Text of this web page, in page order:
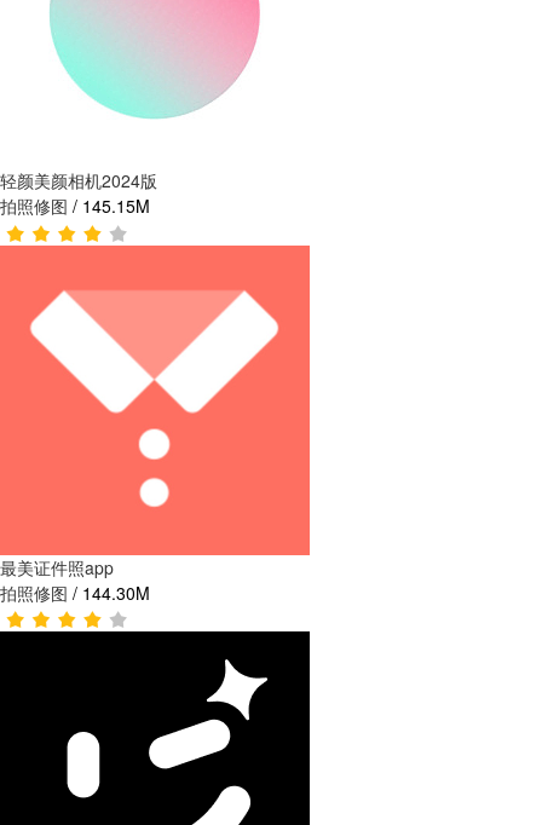
轻颜美颜相机2024版
拍照修图 / 145.15M
最美证件照app
拍照修图 / 144.30M